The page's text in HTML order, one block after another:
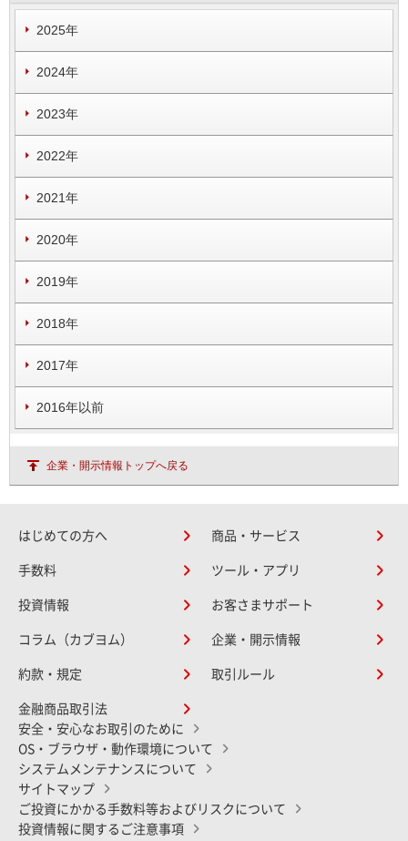
2025年
2024年
2023年
2022年
2021年
2020年
2019年
2018年
2017年
2016年以前
企業・開示情報トップへ戻る
はじめての方へ 商品・サービス
手数料 ツール・アプリ
投資情報 お客さまサポート
コラム（カブヨム） 企業・開示情報
約款・規定 取引ルール
金融商品取引法
安全・安心なお取引のために
OS・ブラウザ・動作環境について
システムメンテナンスについて
サイトマップ
ご投資にかかる手数料等およびリスクについて
投資情報に関するご注意事項